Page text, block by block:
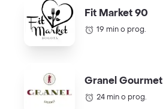
Fit Market 90
19 min o prog.
Granel Gourmet
24 min o prog.